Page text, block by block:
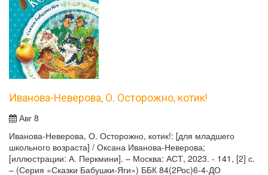
Иванова-Неверова, О. Осторожно, котик!
Авг 8
Иванова-Неверова, О. Осторожно, котик!: [для младшего
школьного возраста] / Оксана Иванова-Неверова;
[иллюстрации: А. Перкмини]. – Москва: АСТ, 2023. - 141, [2] с.
– (Серия «Сказки Бабушки-Яги») ББК 84(2Рос)6-4-ДО